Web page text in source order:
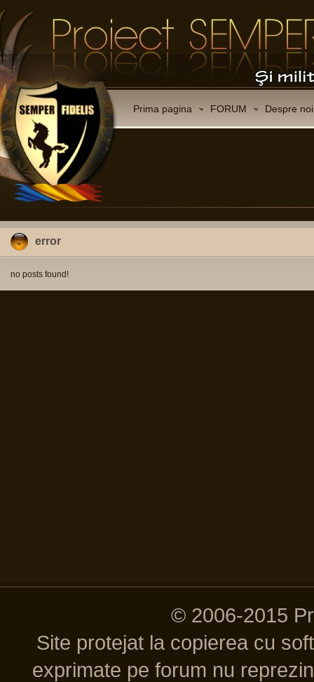
Prima pagina FORUM Despre noi
error
no posts found!
© 2006-2015
Site protejat la copierea cu
exprimate pe forum nu